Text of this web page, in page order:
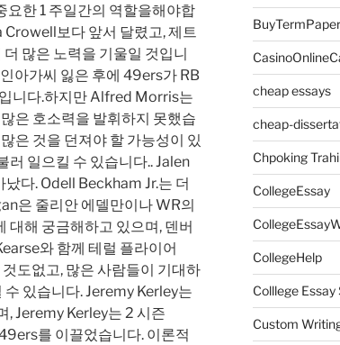
한 1 주일간의 역할을해야합
보다 앞서 달렸고, 제트
많은 노력을 기울일 것입니
아가씨 잃은 후에 49ers가 RB
니다.하지만 Alfred Morris는
은 호소력을 발휘하지 못했습
은 것을 던져야 할 가능성이 있
러 일으킬 수 있습니다.. Jalen
다. Odell Beckham Jr.는 더
은 줄리안 에델만이나 WR의
대해 궁금해하고 있으며, 덴버
와 함께 테럴 플라이어
도없고, 많은 사람들이 기대하
있습니다. Jeremy Kerley는
, Jeremy Kerley는 2 시즌
를 이끌었습니다. 이론적
BuyTermPaper
cheap essays
cheap-
Chpoking
CollegeEssay
CollegeHelp
Colllege Essay
Custom